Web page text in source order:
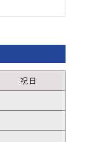
祝日